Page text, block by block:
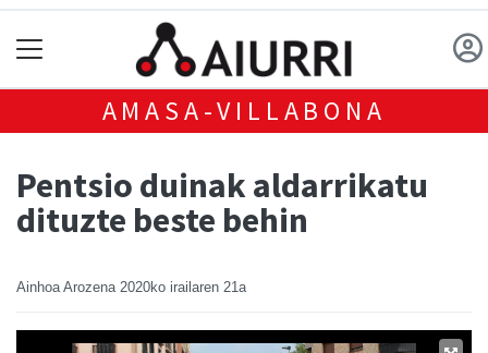
AMASA-VILLABONA
Pentsio duinak aldarrikatu
dituzte beste behin
Ainhoa Arozena 2020ko irailaren 21a